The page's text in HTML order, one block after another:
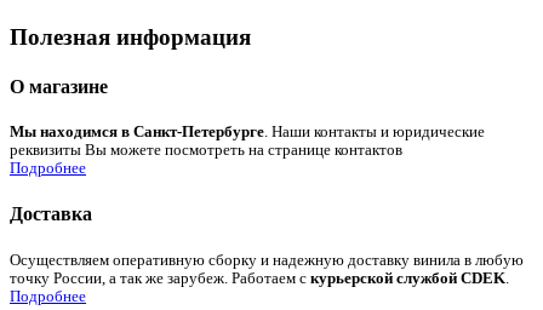
Полезная информация
О магазине
Мы находимся в Санкт-Петербурге. Наши контакты и юридические
реквизиты Вы можете посмотреть на странице контактов
Подробнее
Доставка
Осуществляем оперативную сборку и надежную доставку винила в любую
точку России, а так же зарубеж. Работаем с курьерской службой CDEK
Подробнее